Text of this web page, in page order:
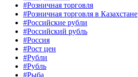
#Розничная торговля
#Розничная торговля в Казахстане
#Российские рубли
#Российский рубль
#Россия
#Рост цен
#Рубли
#Рубль
#Рыба